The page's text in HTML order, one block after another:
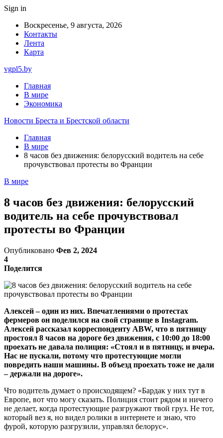
Sign in
Воскресенье, 9 августа, 2026
Контакты
Лента
Карта
vgpl5.by
Главная
В мире
Экономика
Новости Бреста и Брестской области
Главная
В мире
8 часов без движения: белорусский водитель на себе
прочувствовал протесты во Франции
В мире
8 часов без движения: белорусский
водитель на себе прочувствовал
протесты во Франции
Опубликовано Фев 2, 2024
4
Поделится
Алексей – один из них. Впечатлениями о протестах
фермеров он поделился на свой странице в Instagram.
Алексей рассказал корреспонденту ABW, что в пятницу
простоял 8 часов на дороге без движения, с 10:00 до 18:00
проехать не давала полиция: «Стоял и в пятницу, и вчера.
Нас не пускали, потому что протестующие могли
повредить наши машины. В объезд проехать тоже не дали
– держали на дороге».
Что водитель думает о происходящем? «Бардак у них тут в
Европе, вот что могу сказать. Полиция стоит рядом и ничего
не делает, когда протестующие разгружают твой груз. Не тот,
который вез я, но видел ролики в интернете и знаю, что
фурой, которую разгрузили, управлял белорус».